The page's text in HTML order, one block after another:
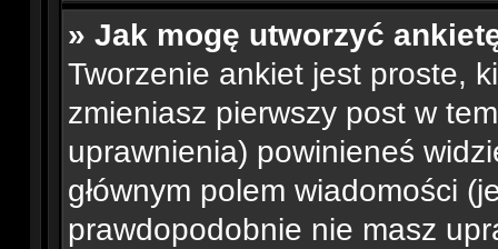
» Jak mogę utworzyć
Tworzenie ankiet jest proste,
zmieniasz pierwszy post w
uprawnienia) powinieneś
głównym polem wiadomości
prawdopodobnie nie masz